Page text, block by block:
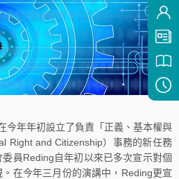
年年初設立了負責「正義、基本權與
Right and Citizenship）事務的新任務
員Reding自年初以來已多次宣示對個
在今年三月份的演講中，Reding更宣